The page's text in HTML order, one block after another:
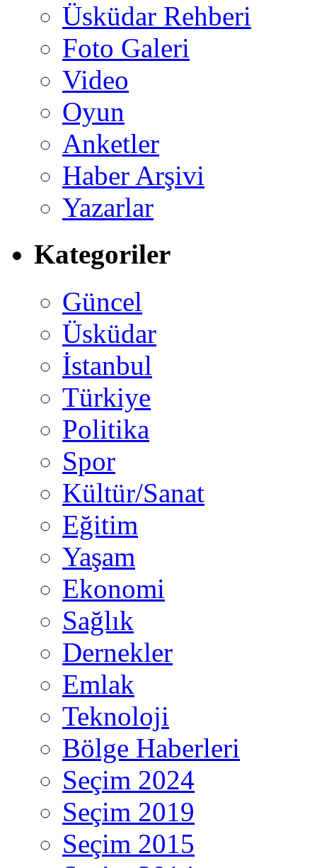
Üsküdar Rehberi
Foto Galeri
Video
Oyun
Anketler
Haber Arşivi
Yazarlar
Kategoriler
Güncel
Üsküdar
İstanbul
Türkiye
Politika
Spor
Kültür/Sanat
Eğitim
Yaşam
Ekonomi
Sağlık
Dernekler
Emlak
Teknoloji
Bölge Haberleri
Seçim 2024
Seçim 2019
Seçim 2015